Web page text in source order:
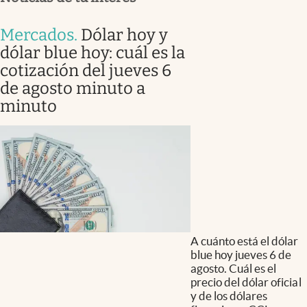
Mercados. Dólar hoy y
dólar blue hoy: cuál es la
cotización del jueves 6
de agosto minuto a
minuto
A cuánto está el dólar
blue hoy jueves 6 de
agosto. Cuál es el
precio del dólar oficial
y de los dólares